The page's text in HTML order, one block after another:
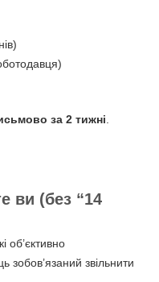
за 2 тижні
ви (без “14
об’єктивно
звільнити